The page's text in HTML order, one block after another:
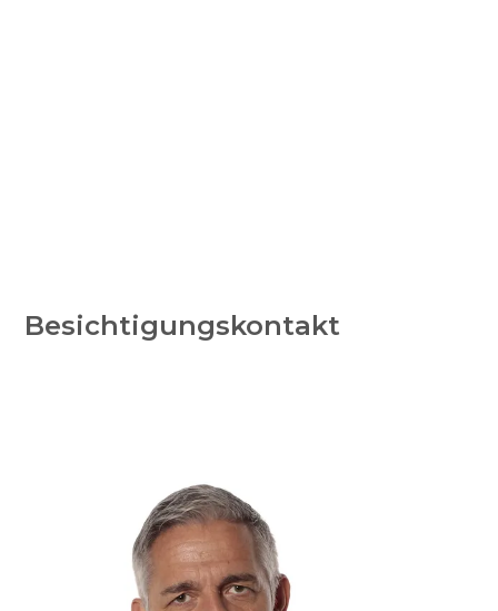
Besichtigungskontakt